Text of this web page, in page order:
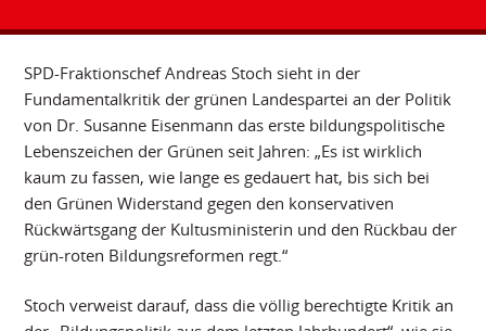
SPD-Fraktionschef Andreas Stoch sieht in der
Fundamentalkritik der grünen Landespartei an der Politik
von Dr. Susanne Eisenmann das erste bildungspolitische
Lebenszeichen der Grünen seit Jahren: „Es ist wirklich
kaum zu fassen, wie lange es gedauert hat, bis sich bei
den Grünen Widerstand gegen den konservativen
Rückwärtsgang der Kultusministerin und den Rückbau der
grün-roten Bildungsreformen regt.“
Stoch verweist darauf, dass die völlig berechtigte Kritik an